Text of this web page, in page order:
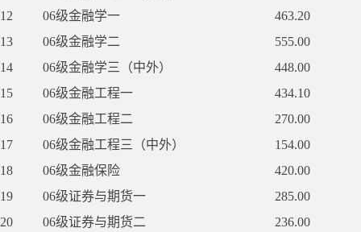
12
06级金融学一
463.20
13
06级金融学二
555.00
14
06级金融学三（中外）
448.00
15
06级金融工程一
434.10
16
06级金融工程二
270.00
17
06级金融工程三（中外）
154.00
18
06级金融保险
420.00
19
06级证券与期货一
285.00
20
06级证券与期货二
236.00